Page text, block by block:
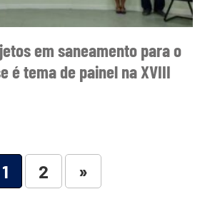
em saneamento para o
é tema de painel na XVIII
1 2 »